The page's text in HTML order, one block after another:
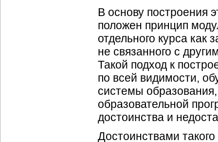
В основу построения
положен принцип
отдельного курса как
не связанного с
Такой подход к
по всей видимости,
системы
образовательной
достоинства и
Достоинствами